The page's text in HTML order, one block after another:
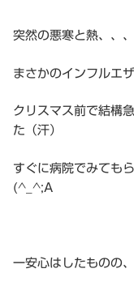
突然の悪寒と熱、、、
まさかのインフルエ
クリスマス前で結構
た（汗）
すぐに病院でみても
(^_^;A
一安心はしたものの